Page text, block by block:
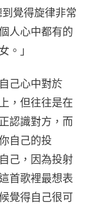
覺得旋律非常
人心中都有的
。」
己心中對於
，但往往是在
認識對方，而
自己的投
己，因為投射
首歌裡最想表
覺得自己很可